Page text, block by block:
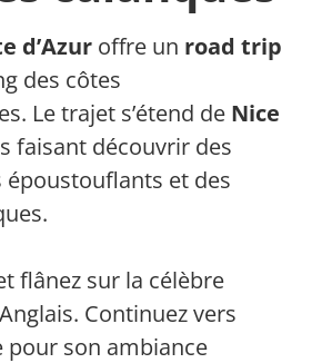
d’Azur offre un road trip
des côtes
Le trajet s’étend de Nice
faisant découvrir des
époustouflants et des
flânez sur la célèbre
Continuez vers
pour son ambiance